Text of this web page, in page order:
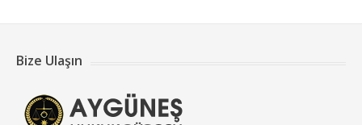
Bize Ulaşın